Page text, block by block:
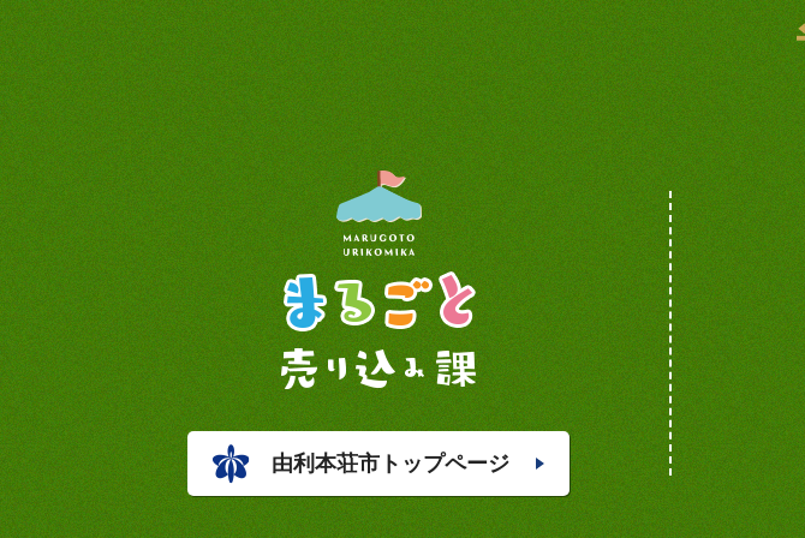
由利本荘市トップページ